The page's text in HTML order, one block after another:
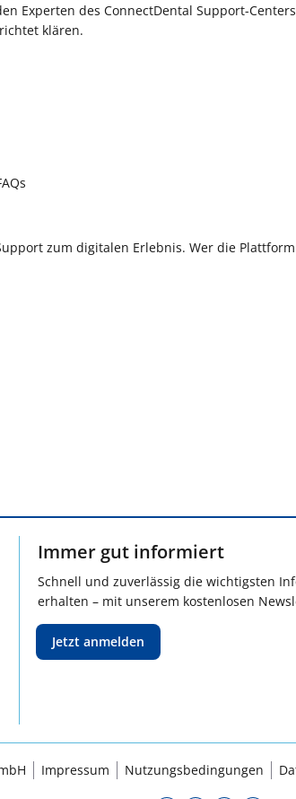
Experten des ConnectDental Support-
klären.
zum digitalen Erlebnis. Wer die
Immer gut informiert
Schnell und zuverlässig die wichtigsten
erhalten – mit unserem kostenlosen
Jetzt anmelden
Impressum Nutzungsbedingungen